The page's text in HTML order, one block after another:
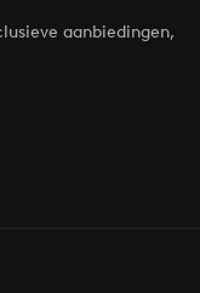
aanbiedingen,